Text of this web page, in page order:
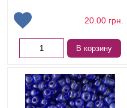
20.00 грн.
В корзину